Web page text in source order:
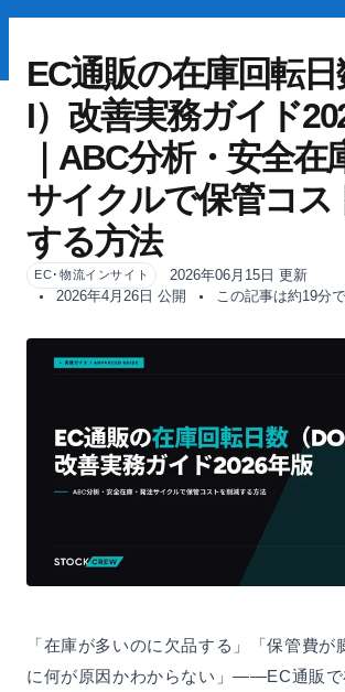
EC通販の在庫回転
I）改善実務ガイド
｜ABC分析・安全在
サイクルで保管コス
する方法
EC･物流インサイト
2026年06月15日 更新
2026年4月26日 公開
この記事は約19分
「在庫が多いのに欠品する」「保管費が
に何が原因かわからない」——EC通販で